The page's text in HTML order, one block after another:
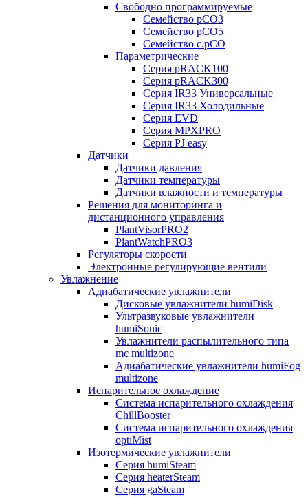
Свободно программируемые
Семейство pCO3
Семейство pCO5
Семейство c.pCO
Параметрические
Серия pRACK100
Серия pRACK300
Серия IR33 Универсальные
Серия IR33 Холодильные
Серия EVD
Серия MPXPRO
Серия PJ easy
Датчики
Датчики давления
Датчики температуры
Датчики влажности и температуры
Решения для мониторинга и
дистанционного управления
PlantVisorPRO2
PlantWatchPRO3
Регуляторы скорости
Электронные регулирующие вентили
Увлажнение
Адиабатические увлажнители
Дисковые увлажнители humiDisk
Ультразвуковые увлажнители
humiSonic
Увлажнители распылительного типа
mc multizone
Адиабатические увлажнители humiFog
multizone
Испарительное охлаждение
Система испарительного охлаждения
ChillBooster
Система испарительного охлаждения
optiMist
Изотермические увлажнители
Серия humiSteam
Серия heaterSteam
Серия gaSteam